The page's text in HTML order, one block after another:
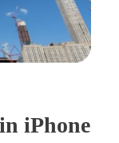
iPhone